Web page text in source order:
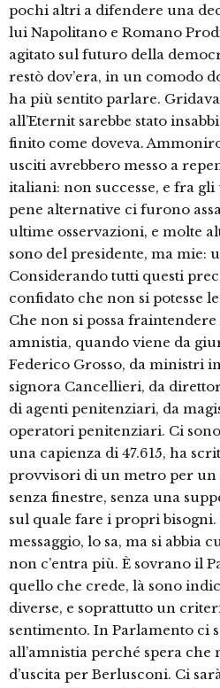
pochi altri a difendere una
lui Napolitano e Romano
agitato sul futuro della
restò dov’era, in un comodo
ha più sentito parlare.
all’Eternit sarebbe stato
finito come doveva.
usciti avrebbero messo a
italiani: non successe, e fra
pene alternative ci furono
ultime osservazioni, e molte
sono del presidente, ma mie:
Considerando tutti questi
confidato che non si potesse
Che non si possa
amnistia, quando viene da
Federico Grosso, da ministri
signora Cancellieri, da
di agenti penitenziari, da
operatori penitenziari. Ci
una capienza di 47.615, ha
provvisori di un metro per un
senza finestre, senza una
sul quale fare i propri bisogni.
messaggio, lo sa, ma si abbia
non c’entra più. È sovrano il
quello che crede, là sono
diverse, e soprattutto un
sentimento. In Parlamento ci
all’amnistia perché spera che
d’uscita per Berlusconi. Ci